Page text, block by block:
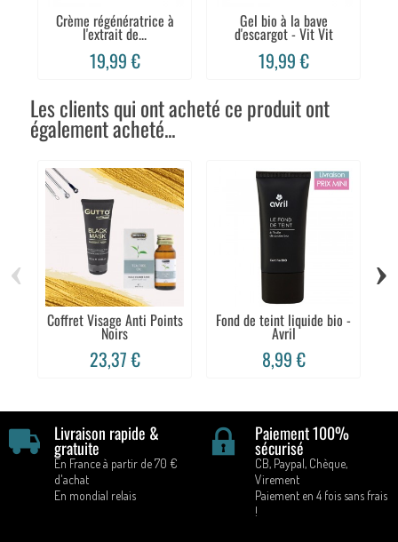
Crème régénératrice à
l'extrait de...
19,99 €
Gel bio à la bave
d'escargot - Vit Vit
19,99 €
Les clients qui ont acheté ce produit ont
également acheté...
Coffret Visage Anti Points
Noirs
23,37 €
Fond de teint liquide bio -
Avril
8,99 €
‹ ›
Livraison rapide &
gratuite
En France à partir de 70 €
d'achat
En mondial relais
Paiement 100%
sécurisé
CB, Paypal, Chèque,
Virement
Paiement en 4 fois sans frais
!